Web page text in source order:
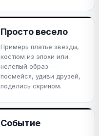
Просто весело
Примерь платье звезды,
костюм из эпохи или
нелепый образ —
посмейся, удиви друзей,
поделись скрином.
Событие